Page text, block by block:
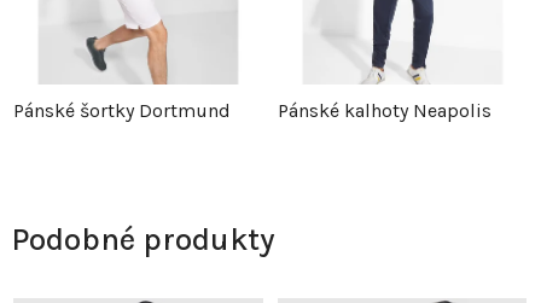
Pánské šortky Dortmund Pánské kalhoty Neapolis
Podobné produkty